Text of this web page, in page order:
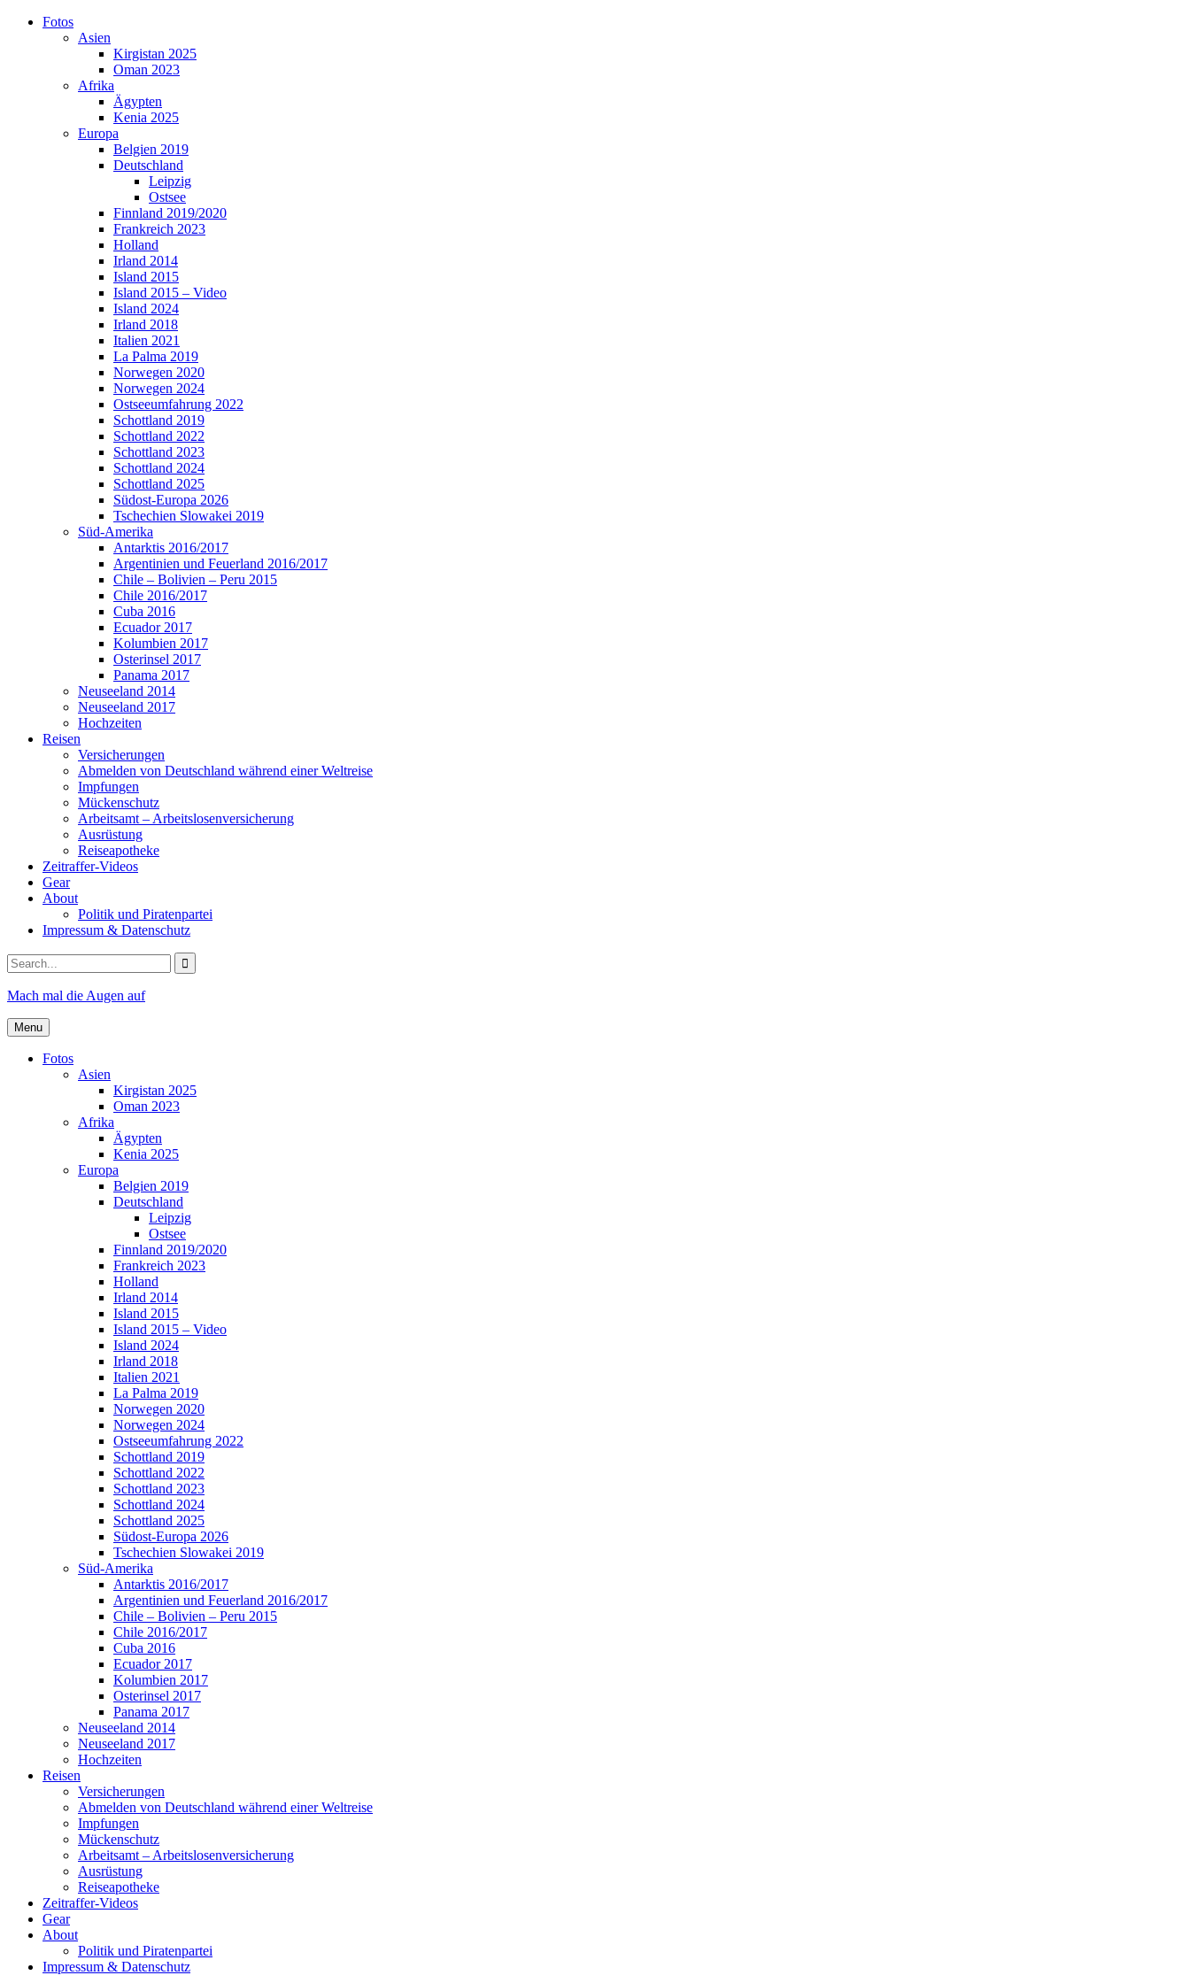
Skip
Fotos
Asien
Kirgistan 2025
Oman 2023
Afrika
Ägypten
Kenia 2025
Europa
Belgien 2019
Deutschland
Leipzig
Ostsee
Finnland 2019/2020
Frankreich 2023
Holland
Irland 2014
Island 2015
Island 2015 – Video
Island 2024
Irland 2018
Italien 2021
La Palma 2019
Norwegen 2020
Norwegen 2024
Ostseeumfahrung 2022
Schottland 2019
Schottland 2022
Schottland 2023
Schottland 2024
Schottland 2025
Südost-Europa 2026
Tschechien Slowakei 2019
Süd-Amerika
Antarktis 2016/2017
Argentinien und Feuerland 2016/2017
Chile – Bolivien – Peru 2015
Chile 2016/2017
Cuba 2016
Ecuador 2017
Kolumbien 2017
Osterinsel 2017
Panama 2017
Neuseeland 2014
Neuseeland 2017
Hochzeiten
Reisen
Versicherungen
Abmelden von Deutschland während einer Weltreise
Impfungen
Mückenschutz
Arbeitsamt – Arbeitslosenversicherung
Ausrüstung
Reiseapotheke
Zeitraffer-Videos
Gear
About
Politik und Piratenpartei
Impressum & Datenschutz
Search
for:
Mach mal die Augen auf
Menu
Fotos
Asien
Kirgistan 2025
Oman 2023
Afrika
Ägypten
Kenia 2025
Europa
Belgien 2019
Deutschland
Leipzig
Ostsee
Finnland 2019/2020
Frankreich 2023
Holland
Irland 2014
Island 2015
Island 2015 – Video
Island 2024
Irland 2018
Italien 2021
La Palma 2019
Norwegen 2020
Norwegen 2024
Ostseeumfahrung 2022
Schottland 2019
Schottland 2022
Schottland 2023
Schottland 2024
Schottland 2025
Südost-Europa 2026
Tschechien Slowakei 2019
Süd-Amerika
Antarktis 2016/2017
Argentinien und Feuerland 2016/2017
Chile – Bolivien – Peru 2015
Chile 2016/2017
Cuba 2016
Ecuador 2017
Kolumbien 2017
Osterinsel 2017
Panama 2017
Neuseeland 2014
Neuseeland 2017
Hochzeiten
Reisen
Versicherungen
Abmelden von Deutschland während einer Weltreise
Impfungen
Mückenschutz
Arbeitsamt – Arbeitslosenversicherung
Ausrüstung
Reiseapotheke
Zeitraffer-Videos
Gear
About
Politik und Piratenpartei
Impressum & Datenschutz